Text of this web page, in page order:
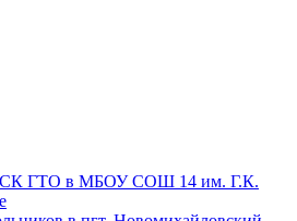
ГТО в МБОУ СОШ 14 им. Г.К.